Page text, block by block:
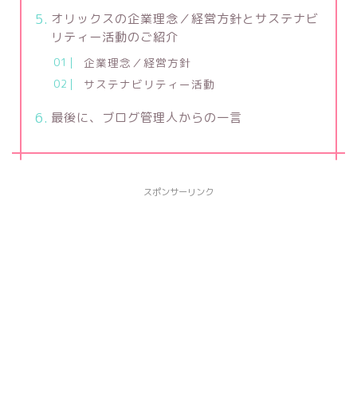
オリックスの企業理念／経営方針とサステナビ
リティー活動のご紹介
企業理念／経営方針
サステナビリティー活動
最後に、ブログ管理人からの一言
スポンサーリンク